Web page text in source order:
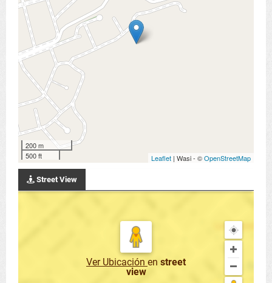
200 m
500 ft
Leaflet | Wasi - ©OpenStreetMap
Street View
Ver Ubicación en street
view